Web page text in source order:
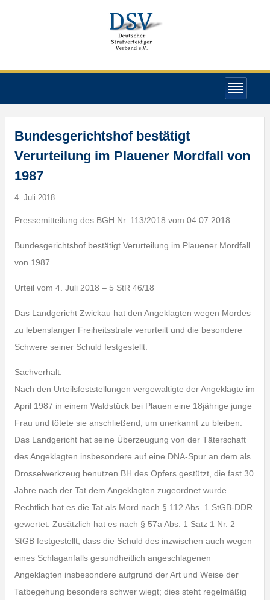
Bundesgerichtshof bestätigt
Verurteilung im Plauener Mordfall von
1987
4. Juli 2018
Pressemitteilung des BGH Nr. 113/2018 vom 04.07.2018
Bundesgerichtshof bestätigt Verurteilung im Plauener Mordfall
von 1987
Urteil vom 4. Juli 2018 – 5 StR 46/18
Das Landgericht Zwickau hat den Angeklagten wegen Mordes
zu lebenslanger Freiheitsstrafe verurteilt und die besondere
Schwere seiner Schuld festgestellt.
Sachverhalt:
Nach den Urteilsfeststellungen vergewaltigte der Angeklagte im
April 1987 in einem Waldstück bei Plauen eine 18jährige junge
Frau und tötete sie anschließend, um unerkannt zu bleiben.
Das Landgericht hat seine Überzeugung von der Täterschaft
des Angeklagten insbesondere auf eine DNA-Spur an dem als
Drosselwerkzeug benutzen BH des Opfers gestützt, die fast 30
Jahre nach der Tat dem Angeklagten zugeordnet wurde.
Rechtlich hat es die Tat als Mord nach § 112 Abs. 1 StGB-DDR
gewertet. Zusätzlich hat es nach § 57a Abs. 1 Satz 1 Nr. 2
StGB festgestellt, dass die Schuld des inzwischen auch wegen
eines Schlaganfalls gesundheitlich angeschlagenen
Angeklagten insbesondere aufgrund der Art und Weise der
Tatbegehung besonders schwer wiegt; dies steht regelmäßig